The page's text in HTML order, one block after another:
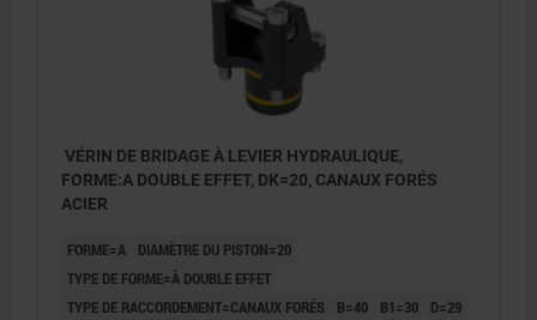
VÉRIN DE BRIDAGE À LEVIER HYDRAULIQUE,
FORME:A DOUBLE EFFET, DK=20, CANAUX FORÉS
ACIER
FORME=A
DIAMÈTRE DU PISTON=20
TYPE DE FORME=À DOUBLE EFFET
TYPE DE RACCORDEMENT=CANAUX FORÉS
B=40 B1=30
D=29